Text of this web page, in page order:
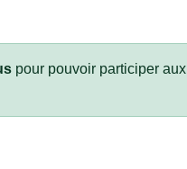
pour pouvoir participer aux